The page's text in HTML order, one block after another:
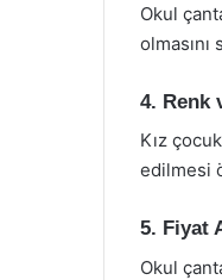
Okul
4. Renk
Kız
edilmesi
5. Fiyat
Okul